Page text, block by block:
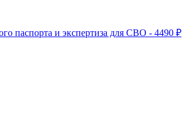
паспорта и экспертиза для СВО - 4490 ₽